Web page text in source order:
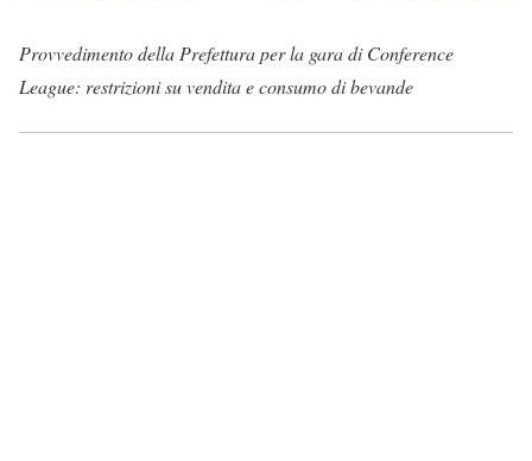
Provvedimento della Prefettura per la gara di Conference
League: restrizioni su vendita e consumo di bevande